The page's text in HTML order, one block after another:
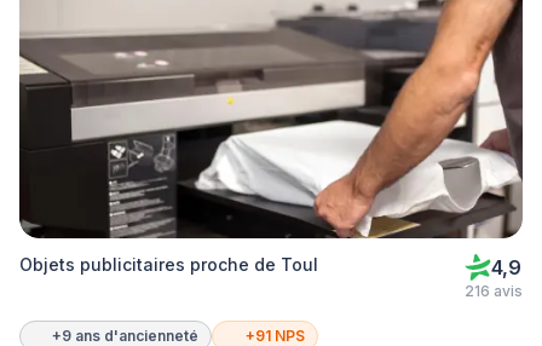
Objets publicitaires proche de Toul 4,9
216 avis
+9 ans d'ancienneté +91 NPS